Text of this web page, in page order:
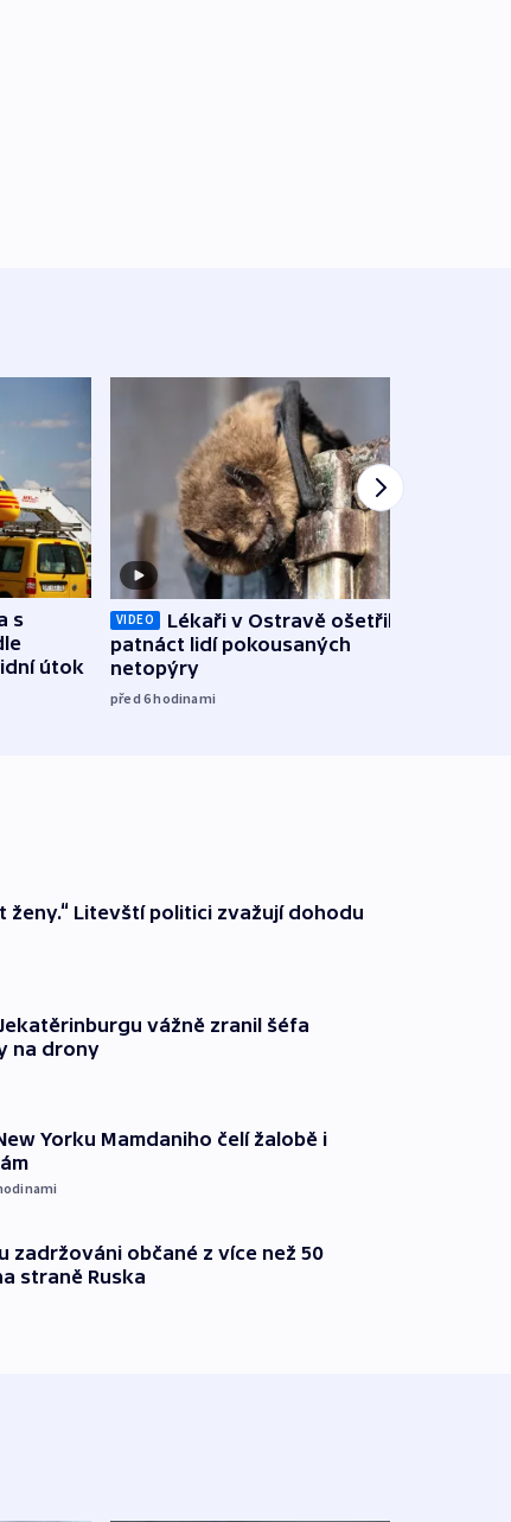
s
útok
VIDEO
Lékaři v Ostravě ošetřili už
patnáct lidí pokousaných
netopýry
před 6hodinami
ženy.“ Litevští politici zvažují dohodu
vážně zranil šéfa
na drony
Yorku Mamdaniho čelí žalobě i
zadržováni občané z více než 50
straně Ruska